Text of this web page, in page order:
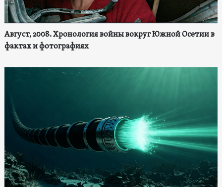
Август, 2008. Хронология войны вокруг Южной Осетии в
фактах и фотографиях